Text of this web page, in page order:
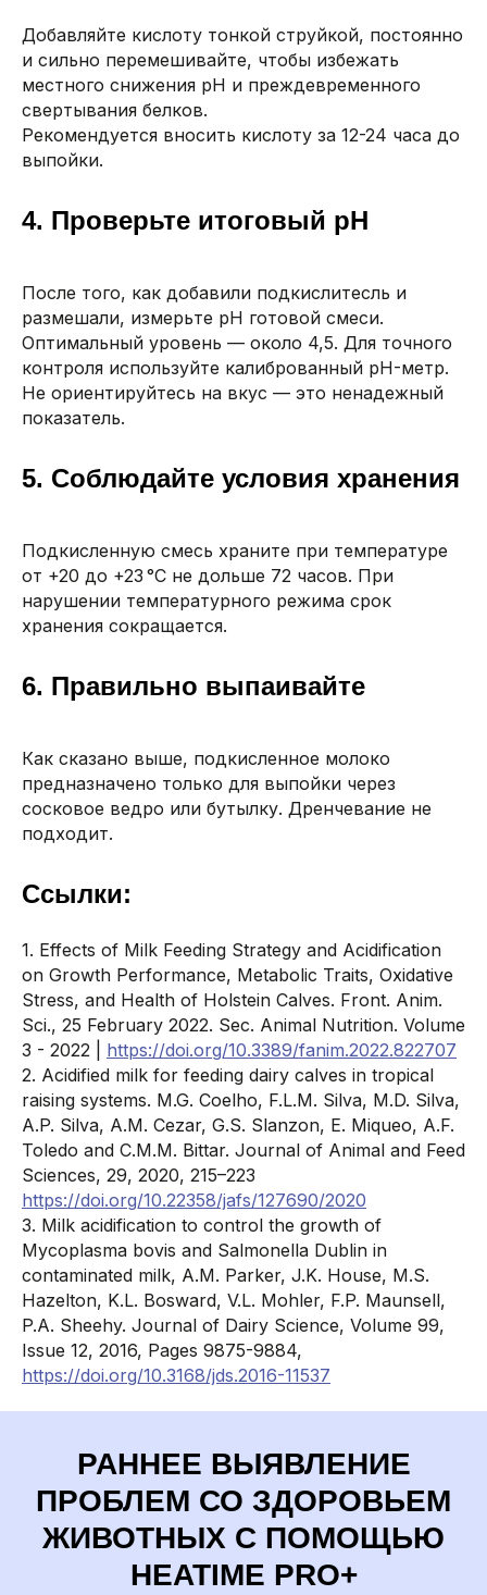
Добавляйте кислоту тонкой струйкой, постоянно
и сильно перемешивайте, чтобы избежать
местного снижения pH и преждевременного
свертывания белков.
Рекомендуется вносить кислоту за 12-24 часа до
выпойки.
4. Проверьте итоговый pH
После того, как добавили подкислитесль и
размешали, измерьте pH готовой смеси.
Оптимальный уровень — около 4,5. Для точного
контроля используйте калиброванный pH-метр.
Не ориентируйтесь на вкус — это ненадежный
показатель.
5. Соблюдайте условия хранения
Подкисленную смесь храните при температуре
от +20 до +23 °C не дольше 72 часов. При
нарушении температурного режима срок
хранения сокращается.
6. Правильно выпаивайте
Как сказано выше, подкисленное молоко
предназначено только для выпойки через
сосковое ведро или бутылку. Дренчевание не
подходит.
Cсылки:
1. Effects of Milk Feeding Strategy and Acidification
on Growth Performance, Metabolic Traits, Oxidative
Stress, and Health of Holstein Calves. Front. Anim.
Sci., 25 February 2022. Sec. Animal Nutrition. Volume
3 - 2022 | https://doi.org/10.3389/fanim.2022.822707
2. Acidified milk for feeding dairy calves in tropical
raising systems. M.G. Coelho, F.L.M. Silva, M.D. Silva,
A.P. Silva, A.M. Cezar, G.S. Slanzon, E. Miqueo, A.F.
Toledo and C.M.M. Bittar. Journal of Animal and Feed
Sciences, 29, 2020, 215–223
https://doi.org/10.22358/jafs/127690/2020
3. Milk acidification to control the growth of
Mycoplasma bovis and Salmonella Dublin in
contaminated milk, A.M. Parker, J.K. House, M.S.
Hazelton, K.L. Bosward, V.L. Mohler, F.P. Maunsell,
P.A. Sheehy. Journal of Dairy Science, Volume 99,
Issue 12, 2016, Pages 9875-9884,
https://doi.org/10.3168/jds.2016-11537
РАННЕЕ ВЫЯВЛЕНИЕ
ПРОБЛЕМ СО ЗДОРОВЬЕМ
ЖИВОТНЫХ С ПОМОЩЬЮ
HEATIME PRO+
Программы
Арка
Hybrimin Futter
Heatime Pro
DairyComp 305
Оборудование
Ушные бирки
Сканеры
Весы для КРС
г. Липецк, ул. Бунина, 15, офис 5
Часы работы: Пн-Пт 08:00-18:00
8-800-707-73-05
hello@dfsoft.ru